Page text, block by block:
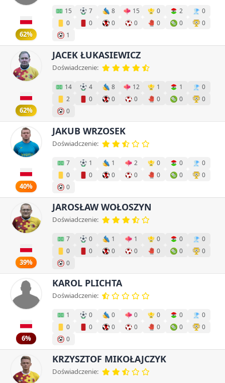
62%
15 7 8 15 0 2
0
0
0 0 0 0 0
0
1
62%
JACEK ŁUKASIEWICZ
Doświadczenie:
14 4 8 12 1 1
0
2
0 0 0 0 0
0
0
40%
JAKUB WRZOSEK
Doświadczenie:
7 1 1 2 0 0
0
0
0 0 0 0 0
0
0
39%
JAROSŁAW WOŁOSZYN
Doświadczenie:
7 0 1 1 0 0
0
0
0 0 0 0 0
0
0
6%
KAROL PLICHTA
Doświadczenie:
1 0 0 0 0 0
0
0
0 0 0 0 0
0
0
KRZYSZTOF MIKOŁAJCZYK
Doświadczenie: